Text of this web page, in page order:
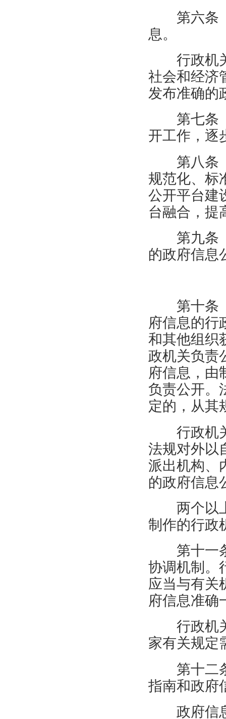
第六条
息。
行政机
社会和经济
发布准确的
第七条
开工作，逐
第八条
规范化、标
公开平台建
台融合，提
第九条
的政府信息
第十条
府信息的行
和其他组织
政机关负责
府信息，由
负责公开。
定的，从其
行政机
法规对外以
派出机构、
的政府信息
两个以
制作的行政
第十一
协调机制。
应当与有关
府信息准确
行政机
家有关规定
第十二
指南和政府
政府信